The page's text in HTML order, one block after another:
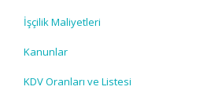
İşçilik Maliyetleri
Kanunlar
KDV Oranları ve Listesi